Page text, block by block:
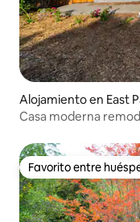
Alojamiento en East
Casa moderna
Favorito entre
Favorito entre